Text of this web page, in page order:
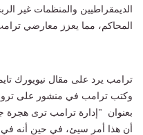
الديمقراطيين والمنظمات غير
المحاكم، مما يعزز معارضي
ترامب يرد على مقال نيويورك
وكتب ترامب في منشور على
بعنوان "إدارة ترامب ترى هجرة
أن هذا أمر سيئ، في حين أنه في